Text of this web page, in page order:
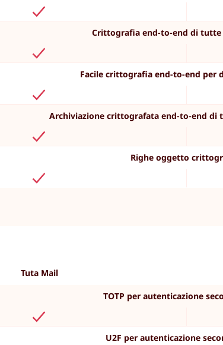
Crittografia end-to-end di
Facile crittografia end-to-end per
Archiviazione crittografata end-to-end
Righe oggetto
Tuta Mail
TOTP per autenticazione
U2F per autenticazione